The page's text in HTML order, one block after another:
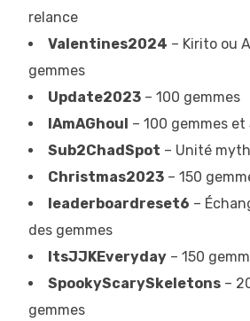
relance
Valentines2024 – Kirito ou
gemmes
Update2023 – 100 gemmes
IAmAGhoul – 100 gemmes et
Sub2ChadSpot – Unité
Christmas2023 – 150
leaderboardreset6 –
des gemmes
ItsJJKEveryday – 150
SpookyScarySkeletons –
gemmes